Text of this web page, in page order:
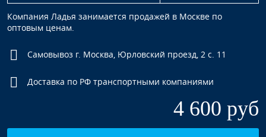
Компания Ладья занимается продажей в Москве по
оптовым ценам.
Самовывоз г. Москва, Юрловский проезд, 2 с. 11
Доставка по РФ транспортными компаниями
4 600 руб